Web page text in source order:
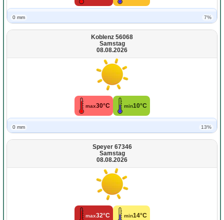
0 mm 7%
Koblenz 56068
Samstag
08.08.2026
max30°C min10°C
0 mm 13%
Speyer 67346
Samstag
08.08.2026
max32°C min14°C